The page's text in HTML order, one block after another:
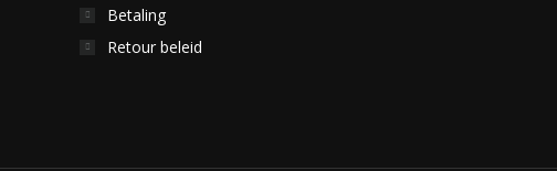
Betaling
Retour beleid